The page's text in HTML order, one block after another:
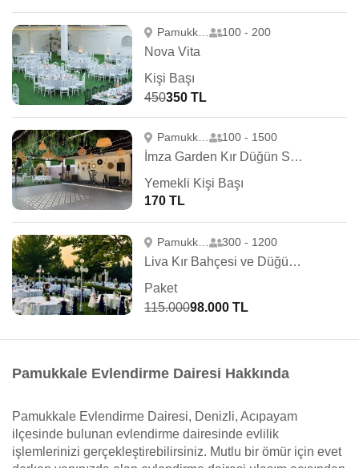
Pamukkale 100 - 200
Nova Vita
Kişi Başı
450350 TL
Pamukkale 100 - 1500
İmza Garden Kır Düğün Salonu
Yemekli Kişi Başı
170 TL
Pamukkale 300 - 1200
Liva Kır Bahçesi ve Düğün Salonu
Paket
115.00098.000 TL
Pamukkale Evlendirme Dairesi Hakkında
Pamukkale Evlendirme Dairesi, Denizli, Acıpayam
ilçesinde bulunan evlendirme dairesinde evlilik
işlemlerinizi gerçekleştirebilirsiniz. Mutlu bir ömür için evet